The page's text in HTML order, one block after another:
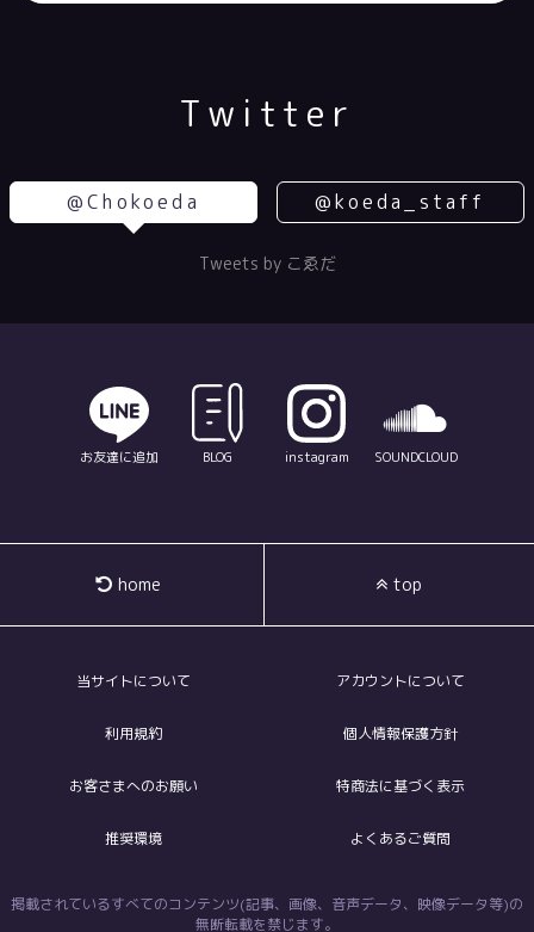
Twitter
@Chokoeda @koeda_staff
Tweets by こゑだ
お友達に追加 BLOG instagram SOUNDCLOUD
home top
当サイトについて アカウントについて
利用規約 個人情報保護方針
お客さまへのお願い 特商法に基づく表示
推奨環境 よくあるご質問
掲載されているすべてのコンテンツ(記事、画像、音声データ、映像データ等)の
無断転載を禁じます。